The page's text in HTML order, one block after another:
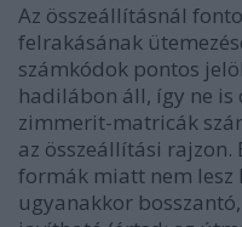
Az összeállításnál
felrakásának
számkódok pontos
hadilábon áll, így ne is
zimmerit-matricák
az összeállítási rajzon.
formák miatt nem lesz
ugyanakkor